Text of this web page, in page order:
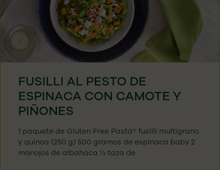
FUSILLI AL PESTO DE
ESPINACA CON CAMOTE Y
PIÑONES
1 paquete de Gluten Free Pasta® fusilli multigrano
y quinoa (250 g) 500 gramos de espinaca baby 2
manojos de albahaca ½ taza de